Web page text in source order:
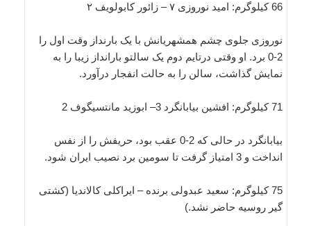
66 کیلوگرم: امید نوروزی ۷ – زائور کابولویف ۲
نوروزی جلوی چشم همشهریانش با یک بارنداز وقت اول را
2-0 برد. او وقتی درتایم دوم یک سالتو بارانداز زیبا را به
نمایش گذاشت، سالن را به حالت انفجار درآورد.
71 کیلوگرم: افشین بیابانگرد 3– ابوزید مانتسیگوف 2
بیابانگرد در حالی که 2-0 عقب بود، حریفش را از نفس
انداخت و 3 امتیاز گرفت تا سومین برد نصیب ایران شود.
75 کیلوگرم: سعید عبدولی برنده – ایراکلی کالاندیا (کشتی
گیر روسیه حاضر نشد.)